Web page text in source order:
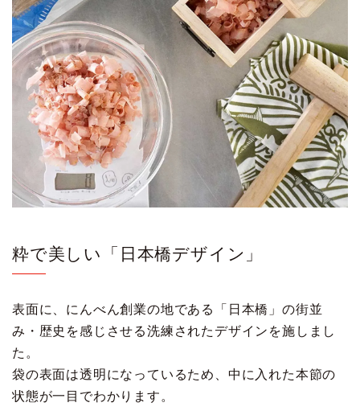
粋で美しい「日本橋デザイン」
表面に、にんべん創業の地である「日本橋」の街並
み・歴史を感じさせる洗練されたデザインを施しまし
た。
袋の表面は透明になっているため、中に入れた本節の
状態が一目でわかります。